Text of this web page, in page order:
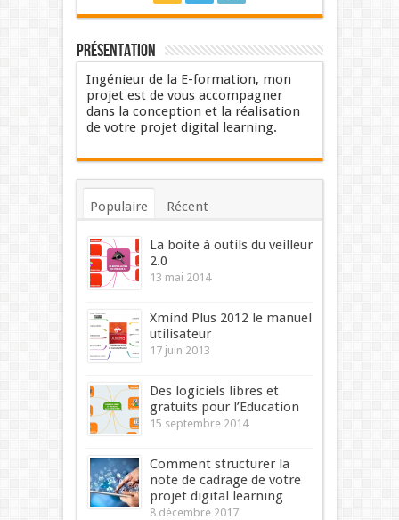
Présentation
Ingénieur de la E-formation, mon
projet est de vous accompagner
dans la conception et la réalisation
de votre projet digital learning.
Populaire Récent
Commentaires Mots-clés
La boite à outils du veilleur
2.0
13 mai 2014
Xmind Plus 2012 le manuel
utilisateur
17 juin 2013
Des logiciels libres et
gratuits pour l’Education
15 septembre 2014
Comment structurer la
note de cadrage de votre
projet digital learning
8 décembre 2017